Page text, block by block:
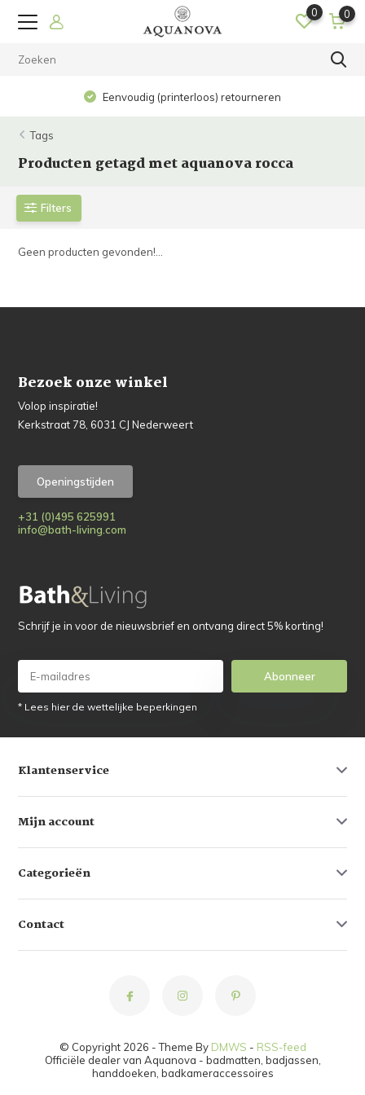
0 0
Eenvoudig (printerloos) retourneren
Tags
Producten getagd met aquanova rocca
Filters
Geen producten gevonden!...
Bezoek onze winkel
Volop inspiratie!
Kerkstraat 78, 6031 CJ Nederweert
Openingstijden
+31 (0)495 625991
info@bath-living.com
Schrijf je in voor de nieuwsbrief en ontvang direct 5% korting!
Abonneer
* Lees hier de wettelijke beperkingen
Klantenservice
Mijn account
Categorieën
Contact
© Copyright 2026 - Theme By DMWS - RSS-feed
Officiële dealer van Aquanova - badmatten, badjassen,
handdoeken, badkameraccessoires